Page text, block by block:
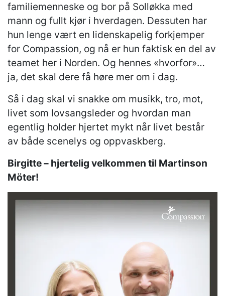
familiemenneske og bor på Solløkka med
mann og fullt kjør i hverdagen. Dessuten har
hun lenge vært en lidenskapelig forkjemper
for Compassion, og nå er hun faktisk en del av
teamet her i Norden. Og hennes «hvorfor»…
ja, det skal dere få høre mer om i dag.
Så i dag skal vi snakke om musikk, tro, mot,
livet som lovsangsleder og hvordan man
egentlig holder hjertet mykt når livet består
av både scenelys og oppvaskberg.
Birgitte – hjertelig velkommen til Martinson
Möter!